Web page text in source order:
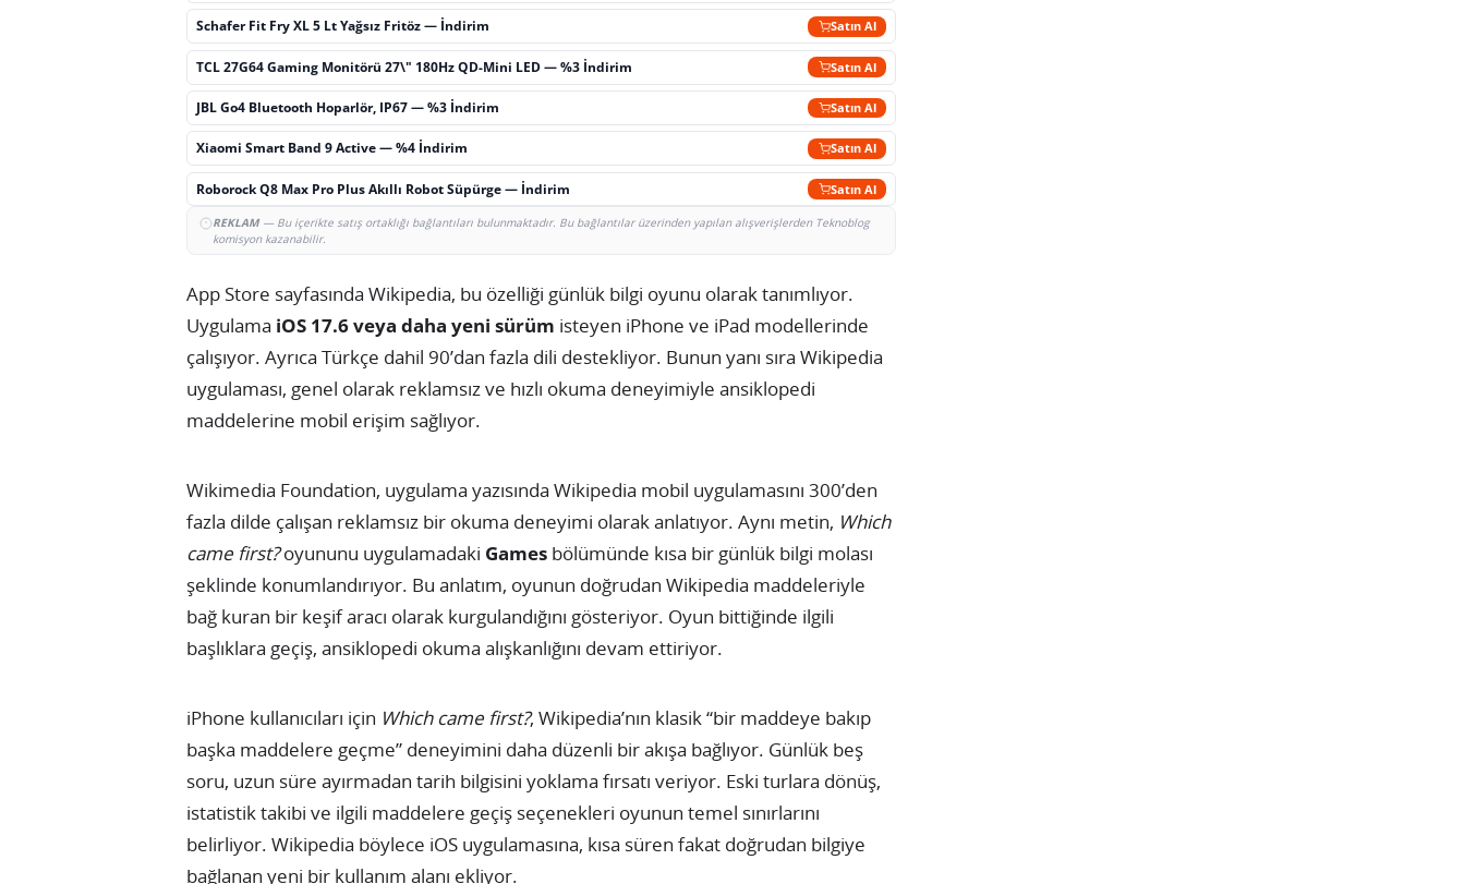
Schafer Fit Fry XL 5 Lt Yağsız Fritöz — İndirim Satın Al
TCL 27G64 Gaming Monitörü 27\" 180Hz QD-Mini LED — %3 İndirim Satın Al
JBL Go4 Bluetooth Hoparlör, IP67 — %3 İndirim Satın Al
Xiaomi Smart Band 9 Active — %4 İndirim Satın Al
Roborock Q8 Max Pro Plus Akıllı Robot Süpürge — İndirim Satın Al
REKLAM— Bu içerikte satış ortaklığı bağlantıları bulunmaktadır. Bu bağlantılar üzerinden yapılan alışverişlerden Teknoblog
komisyon kazanabilir.
App Store sayfasında Wikipedia, bu özelliği günlük bilgi oyunu olarak tanımlıyor.
Uygulama iOS 17.6 veya daha yeni sürüm isteyen iPhone ve iPad modellerinde
çalışıyor. Ayrıca Türkçe dahil 90’dan fazla dili destekliyor. Bunun yanı sıra Wikipedia
uygulaması, genel olarak reklamsız ve hızlı okuma deneyimiyle ansiklopedi
maddelerine mobil erişim sağlıyor.
Wikimedia Foundation, uygulama yazısında Wikipedia mobil uygulamasını 300’den
fazla dilde çalışan reklamsız bir okuma deneyimi olarak anlatıyor. Aynı metin, Which
came first?oyununu uygulamadaki Games bölümünde kısa bir günlük bilgi molası
şeklinde konumlandırıyor. Bu anlatım, oyunun doğrudan Wikipedia maddeleriyle
bağ kuran bir keşif aracı olarak kurgulandığını gösteriyor. Oyun bittiğinde ilgili
başlıklara geçiş, ansiklopedi okuma alışkanlığını devam ettiriyor.
iPhone kullanıcıları için Which came first?, Wikipedia’nın klasik “bir maddeye bakıp
başka maddelere geçme” deneyimini daha düzenli bir akışa bağlıyor. Günlük beş
soru, uzun süre ayırmadan tarih bilgisini yoklama fırsatı veriyor. Eski turlara dönüş,
istatistik takibi ve ilgili maddelere geçiş seçenekleri oyunun temel sınırlarını
belirliyor. Wikipedia böylece iOS uygulamasına, kısa süren fakat doğrudan bilgiye
bağlanan yeni bir kullanım alanı ekliyor.